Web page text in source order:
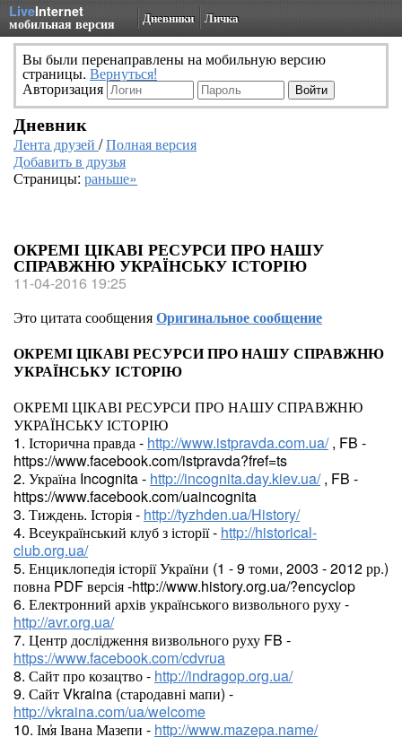
LiveInternet
мобильная версия Дневники Личка
Вы были перенаправлены на мобильную версию
страницы. Вернуться!
Авторизация
Дневник
Лента друзей /Полная версия
Добавить в друзья
Страницы: раньше»
ОКРЕМІ ЦІКАВІ РЕСУРСИ ПРО НАШУ
СПРАВЖНЮ УКРАЇНСЬКУ ІСТОРІЮ
11-04-2016 19:25
Это цитата сообщенияОригинальное сообщение
ОКРЕМІ ЦІКАВІ РЕСУРСИ ПРО НАШУ СПРАВЖНЮ
УКРАЇНСЬКУ ІСТОРІЮ
ОКРЕМІ ЦІКАВІ РЕСУРСИ ПРО НАШУ СПРАВЖНЮ
УКРАЇНСЬКУ ІСТОРІЮ
1. Історична правда - http://www.istpravda.com.ua/, FB -
https://www.facebook.com/istpravda?fref=ts
2. Україна Incognita - http://incognita.day.kiev.ua/, FB -
https://www.facebook.com/uaincognita
3. Тиждень. Історія - http://tyzhden.ua/History/
4. Всеукраїнський клуб з історії - http://historical-
club.org.ua/
5. Енциклопедія історії України (1 - 9 томи, 2003 - 2012 рр.)
повна PDF версія -http://www.history.org.ua/?encyclop
6. Електронний архів українського визвольного руху -
http://avr.org.ua/
7. Центр дослідження визвольного руху FB -
https://www.facebook.com/cdvrua
8. Сайт про козацтво - http://indragop.org.ua/
9. Сайт Vkraina (стародавні мапи) -
http://vkraina.com/ua/welcome
10. Ім̕я Івана Мазепи - http://www.mazepa.name/